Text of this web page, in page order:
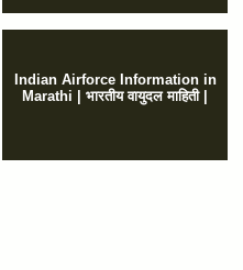
Indian Airforce Information in
Marathi | भारतीय वायुदल माहिती |